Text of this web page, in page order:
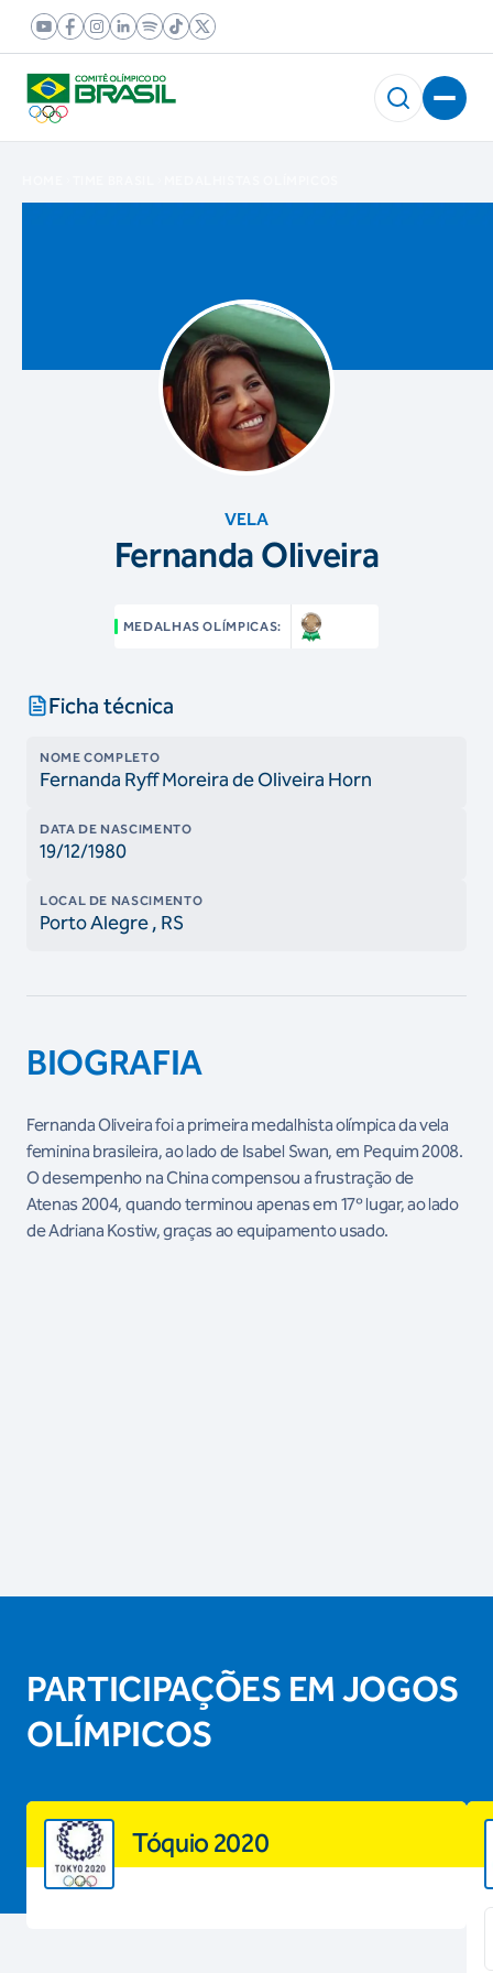
VELA
Fernanda Oliveira
MEDALHAS OLÍMPICAS:
Ficha técnica
NOME COMPLETO
Fernanda Ryff Moreira de Oliveira Horn
DATA DE NASCIMENTO
19/12/1980
LOCAL DE NASCIMENTO
Porto Alegre, RS
BIOGRAFIA
Fernanda Oliveira foi a primeira medalhista olímpica da vela
feminina brasileira, ao lado de Isabel Swan, em Pequim 2008.
O desempenho na China compensou a frustração de
Atenas 2004, quando terminou apenas em 17º lugar, ao lado
de Adriana Kostiw, graças ao equipamento usado.
PARTICIPAÇÕES EM JOGOS
OLÍMPICOS
Tóquio 2020